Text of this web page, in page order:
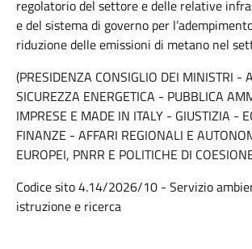
regolatorio del settore e delle relative
e del sistema di governo per
riduzione delle emissioni di metano nel
(PRESIDENZA CONSIGLIO DEI MINISTRI -
SICUREZZA ENERGETICA - PUBBLICA
IMPRESE E MADE IN ITALY - GIUSTIZIA -
FINANZE - AFFARI REGIONALI E
EUROPEI, PNRR E POLITICHE DI
Codice sito 4.14/2026/10 - Servizio
istruzione e ricerca